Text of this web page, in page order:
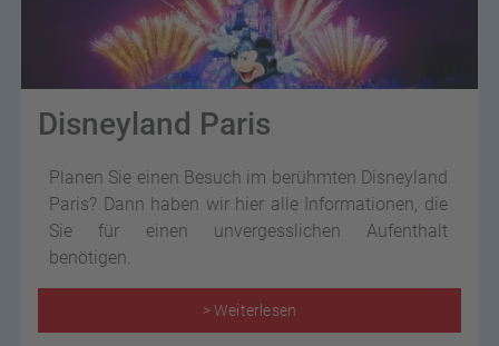
Disneyland Paris
Planen Sie einen Besuch im berühmten Disneyland
Paris? Dann haben wir hier alle Informationen, die
Sie für einen unvergesslichen Aufenthalt
benötigen.
> Weiterlesen